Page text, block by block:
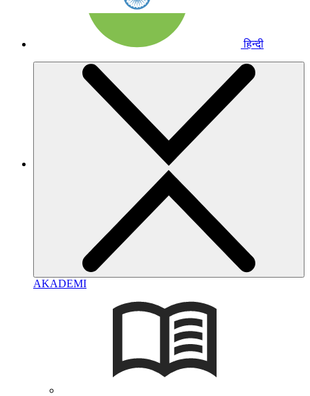
हिन्दी
AKADEMI